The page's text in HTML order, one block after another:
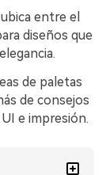
entre el
diseños que
de paletas
de consejos
e impresión.